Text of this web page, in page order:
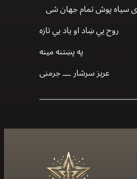
سیاه پوش تمام جهان شی
روح يي ښاد او ياد يي تازه
په پښتنه مينه
عریز سرشار ـــ جرمنی